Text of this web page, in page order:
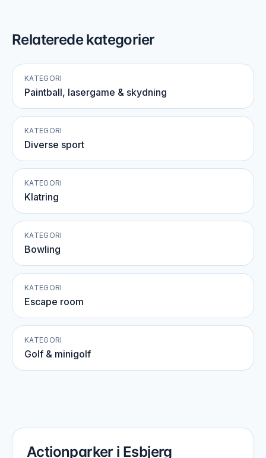
Relaterede kategorier
KATEGORI
Paintball, lasergame & skydning
KATEGORI
Diverse sport
KATEGORI
Klatring
KATEGORI
Bowling
KATEGORI
Escape room
KATEGORI
Golf & minigolf
Actionparker i Esbjerg